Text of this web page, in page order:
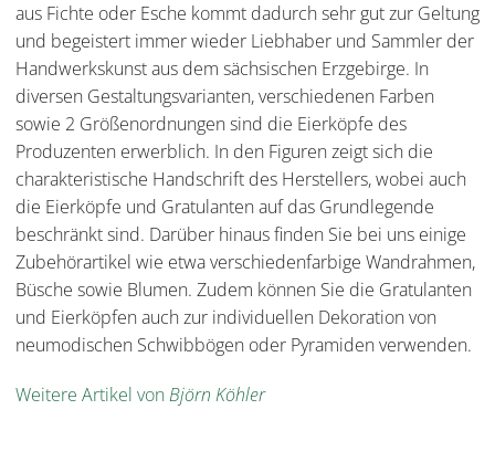
aus Fichte oder Esche kommt dadurch sehr gut zur Geltung
und begeistert immer wieder Liebhaber und Sammler der
Handwerkskunst aus dem sächsischen Erzgebirge. In
diversen Gestaltungsvarianten, verschiedenen Farben
sowie 2 Größenordnungen sind die Eierköpfe des
Produzenten erwerblich. In den Figuren zeigt sich die
charakteristische Handschrift des Herstellers, wobei auch
die Eierköpfe und Gratulanten auf das Grundlegende
beschränkt sind. Darüber hinaus finden Sie bei uns einige
Zubehörartikel wie etwa verschiedenfarbige Wandrahmen,
Büsche sowie Blumen. Zudem können Sie die Gratulanten
und Eierköpfen auch zur individuellen Dekoration von
neumodischen Schwibbögen oder Pyramiden verwenden.
Weitere Artikel vonBjörn Köhler